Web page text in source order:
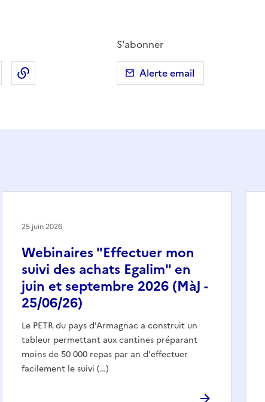
(anciennement Twitter)
sur LinkedIn
Partager par emailCopier dans le presse-papier
S'abonner
Alerte email
Webinaires "Effectuer mon
suivi des achats Egalim" en
juin et septembre 2026 (MàJ -
25/06/26)
Le PETR du pays d'Armagnac a construit un
tableur permettant aux cantines préparant
moins de 50 000 repas par an d'effectuer
facilement le suivi (…)
25 juin 2026